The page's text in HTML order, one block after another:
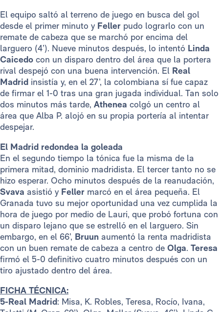
El equipo saltó al terreno de juego en busca del gol
desde el primer minuto y Feller pudo lograrlo con un
remate de cabeza que se marchó por encima del
larguero (4’). Nueve minutos después, lo intentó Linda
Caicedo con un disparo dentro del área que la portera
rival despejó con una buena intervención. El Real
Madrid insistía y, en el 27’, la colombiana sí fue capaz
de firmar el 1-0 tras una gran jugada individual. Tan solo
dos minutos más tarde, Athenea colgó un centro al
área que Alba P. alojó en su propia portería al intentar
despejar.
El Madrid redondea la goleada
En el segundo tiempo la tónica fue la misma de la
primera mitad, dominio madridista. El tercer tanto no se
hizo esperar. Ocho minutos después de la reanudación,
Svava asistió y Feller marcó en el área pequeña. El
Granada tuvo su mejor oportunidad una vez cumplida la
hora de juego por medio de Lauri, que probó fortuna con
un disparo lejano que se estrelló en el larguero. Sin
embargo, en el 66’, Bruun aumentó la renta madridista
con un buen remate de cabeza a centro de Olga. Teresa
firmó el 5-0 definitivo cuatro minutos después con un
tiro ajustado dentro del área.
FICHA TÉCNICA:
5-Real Madrid: Misa, K. Robles, Teresa, Rocío, Ivana,